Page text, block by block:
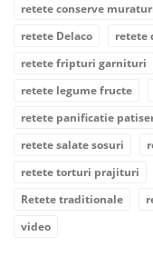
retete conserve
retete Delaco
retete
retete fripturi garnituri
retete legume fructe
retete panificatie
retete salate sosuri
retete torturi prajituri
Retete traditionale
video